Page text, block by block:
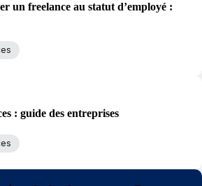
un freelance au statut d’employé :
: guide des entreprises